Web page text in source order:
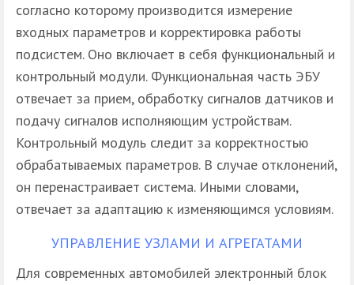
согласно которому производится измерение
входных параметров и корректировка работы
подсистем. Оно включает в себя функциональный и
контрольный модули. Функциональная часть ЭБУ
отвечает за прием, обработку сигналов датчиков и
подачу сигналов исполняющим устройствам.
Контрольный модуль следит за корректностью
обрабатываемых параметров. В случае отклонений,
он перенастраивает система. Иными словами,
отвечает за адаптацию к изменяющимся условиям.
УПРАВЛЕНИЕ УЗЛАМИ И АГРЕГАТАМИ
Для современных автомобилей электронный блок